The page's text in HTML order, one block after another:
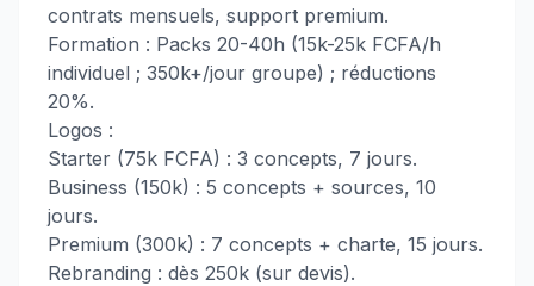
contrats mensuels, support premium.
Formation : Packs 20-40h (15k-25k FCFA/h
individuel ; 350k+/jour groupe) ; réductions
20%.
Logos :
Starter (75k FCFA) : 3 concepts, 7 jours.
Business (150k) : 5 concepts + sources, 10
jours.
Premium (300k) : 7 concepts + charte, 15 jours.
Rebranding : dès 250k (sur devis).